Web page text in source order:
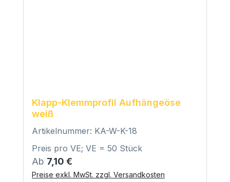
Klapp-Klemmprofil Aufhängeöse
weiß
Artikelnummer: KA-W-K-18
Preis pro VE; VE = 50 Stück
Regulärer Preis:
Ab 7,10 €
Preise exkl. MwSt. zzgl. Versandkosten